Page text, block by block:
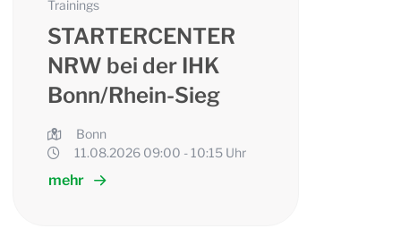
Trainings
STARTERCENTER
NRW bei der IHK
Bonn/Rhein-Sieg
Bonn
11.08.2026 09:00 - 10:15 Uhr
Webinar „Grundwissen zur
mehr